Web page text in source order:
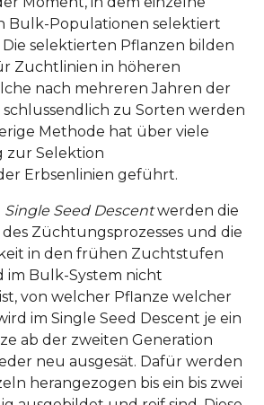
Bulk-Populationen selektiert
selektierten Pflanzen bilden
Zuchtlinien in höheren
nach mehreren Jahren der
zu Sorten werden
Methode hat über viele
zur Selektion
Erbsenlinien geführt.
Single Seed Descentwerden die
Züchtungsprozesses und die
in den frühen Zuchtstufen
im Bulk-System nicht
von welcher Pflanze welcher
im Single Seed Descent je ein
ab der zweiten Generation
neu ausgesät. Dafür werden
herangezogen bis ein bis zwei